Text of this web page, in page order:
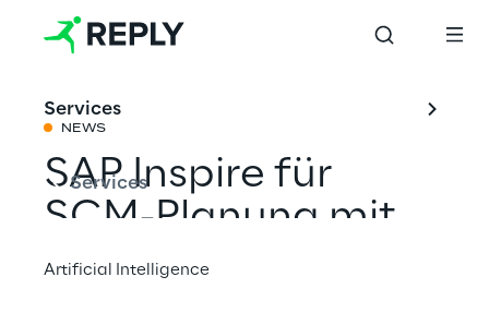
Services
Services
Artificial Intelligence
NEWS
SAP Inspire für
SCM-Planung mit
4brands Reply